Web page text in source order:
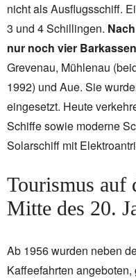
nicht als Ausflugsschiff.
3 und 4 Schillingen.
nur noch vier Barkassen
Grevenau, Mühlenau
1992) und Aue. Sie
eingesetzt. Heute
Schiffe sowie moderne
Solarschiff mit
Tourismus auf
Mitte des 20.
Ab 1956 wurden neben
Kaffeefahrten